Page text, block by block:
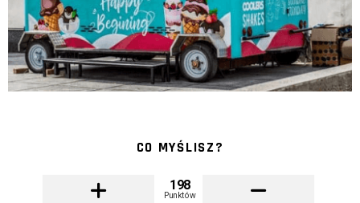
CO MYŚLISZ?
198
Punktów